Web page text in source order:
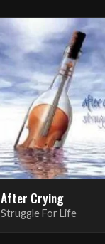
After Crying
Struggle For Life